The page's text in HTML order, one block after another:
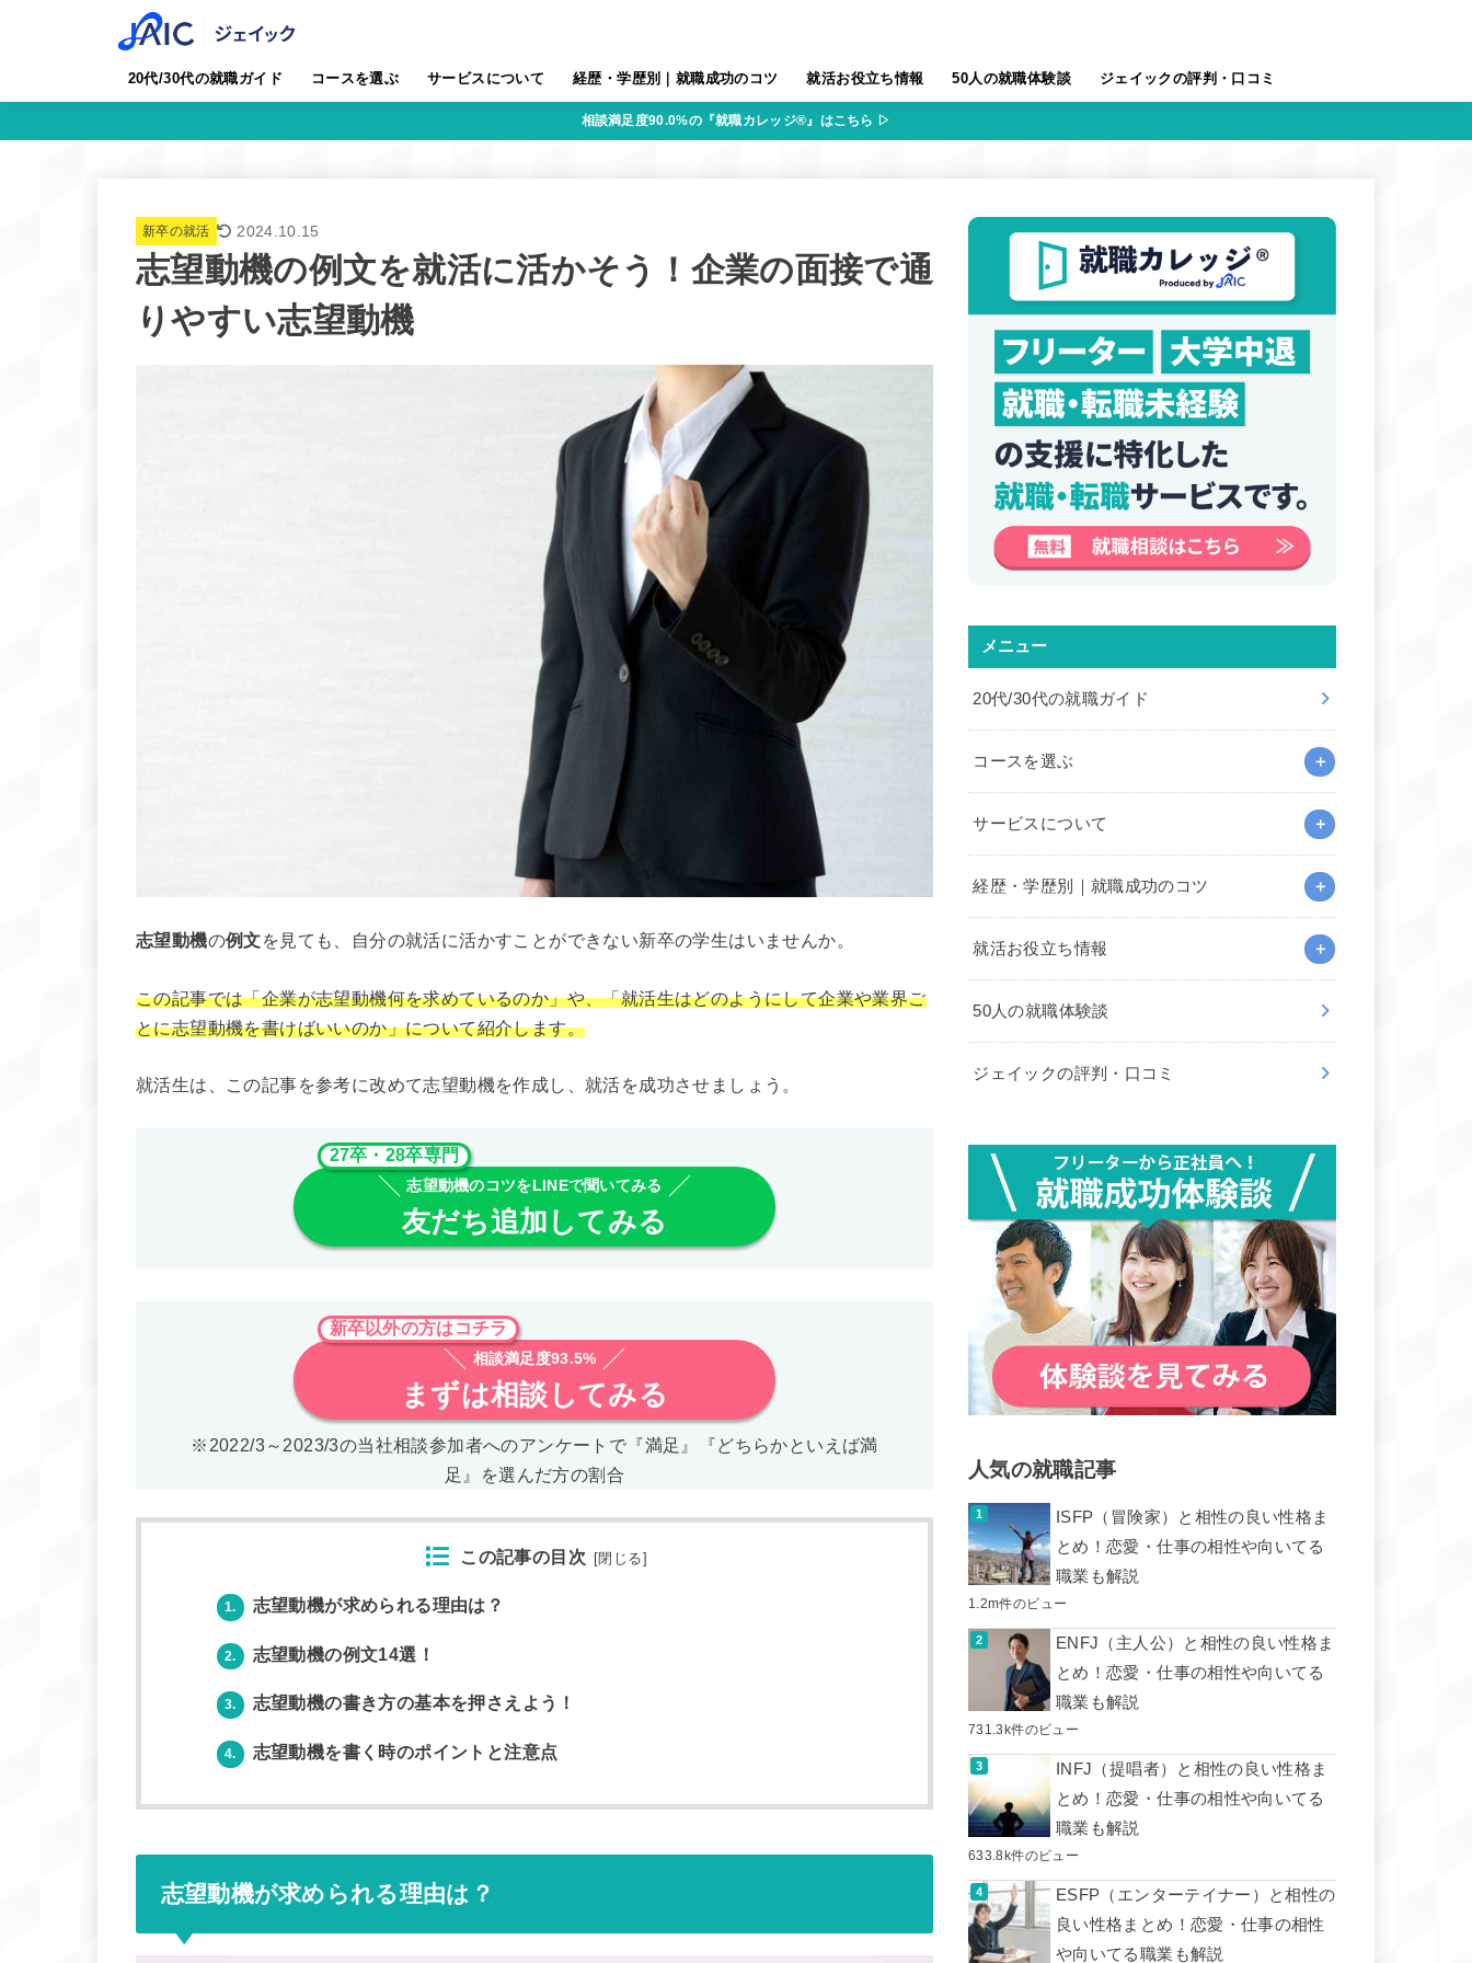
20代/30代の就職ガイド コースを選ぶ サービスについて 経歴・学歴別｜就職成功のコツ 就活お役立ち情報 50人の就職体験談 ジェイックの評判・口コミ
相談満足度90.0%の『就職カレッジ®』はこちら ▷
新卒の就活 2024.10.15
志望動機の例文を就活に活かそう！企業の面接で通
りやすい志望動機
志望動機の例文を見ても、自分の就活に活かすことができない新卒の学生はいませんか。
この記事では「企業が志望動機何を求めているのか」や、「就活生はどのようにして企業や業界ご
とに志望動機を書けばいいのか」について紹介します。
就活生は、この記事を参考に改めて志望動機を作成し、就活を成功させましょう。
27卒・28卒専門
志望動機のコツをLINEで聞いてみる
友だち追加してみる
新卒以外の方はコチラ
相談満足度93.5%
まずは相談してみる
※2022/3～2023/3の当社相談参加者へのアンケートで『満足』『どちらかといえば満
足』を選んだ方の割合
この記事の目次 閉じる
1. 志望動機が求められる理由は？
2. 志望動機の例文14選！
3. 志望動機の書き方の基本を押さえよう！
4. 志望動機を書く時のポイントと注意点
志望動機が求められる理由は？
メニュー
20代/30代の就職ガイド
コースを選ぶ
サービスについて
経歴・学歴別｜就職成功のコツ
就活お役立ち情報
50人の就職体験談
ジェイックの評判・口コミ
人気の就職記事
ISFP（冒険家）と相性の良い性格ま
とめ！恋愛・仕事の相性や向いてる
職業も解説
1.2m件のビュー
ENFJ（主人公）と相性の良い性格ま
とめ！恋愛・仕事の相性や向いてる
職業も解説
731.3k件のビュー
INFJ（提唱者）と相性の良い性格ま
とめ！恋愛・仕事の相性や向いてる
職業も解説
633.8k件のビュー
ESFP（エンターテイナー）と相性の
良い性格まとめ！恋愛・仕事の相性
や向いてる職業も解説